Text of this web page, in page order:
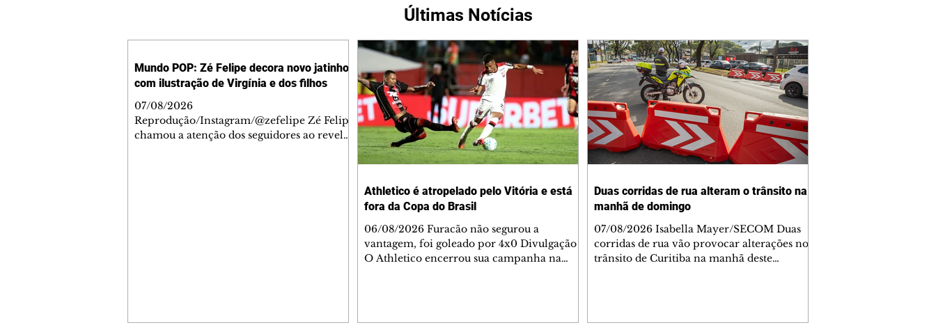
Últimas Notícias
Mundo POP: Zé Felipe decora novo jatinho
com ilustração de Virgínia e dos filhos
07/08/2026
Reprodução/Instagram/@zefelipe Zé Felipe
chamou a atenção dos seguidores ao revelar
Athletico é atropelado pelo Vitória e está
fora da Copa do Brasil
06/08/2026 Furacão não segurou a
vantagem, foi goleado por 4x0 Divulgação
O Athletico encerrou sua campanha na
Duas corridas de rua alteram o trânsito na
manhã de domingo
07/08/2026 Isabella Mayer/SECOM Duas
corridas de rua vão provocar alterações no
trânsito de Curitiba na manhã deste